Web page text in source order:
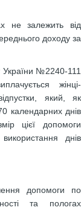
не залежить від
доходу за
України №2240-111
жінці-
який, як
календарних днів
цієї допомоги
днів
допомоги по
та пологах